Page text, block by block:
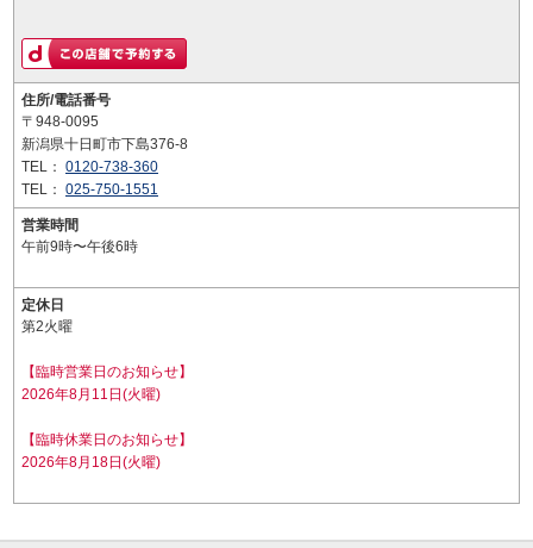
住所/電話番号
〒948-0095
新潟県十日町市下島376-8
TEL： 0120-738-360
TEL： 025-750-1551
営業時間
午前9時〜午後6時
定休日
第2火曜
【臨時営業日のお知らせ】
2026年8月11日(火曜)
【臨時休業日のお知らせ】
2026年8月18日(火曜)